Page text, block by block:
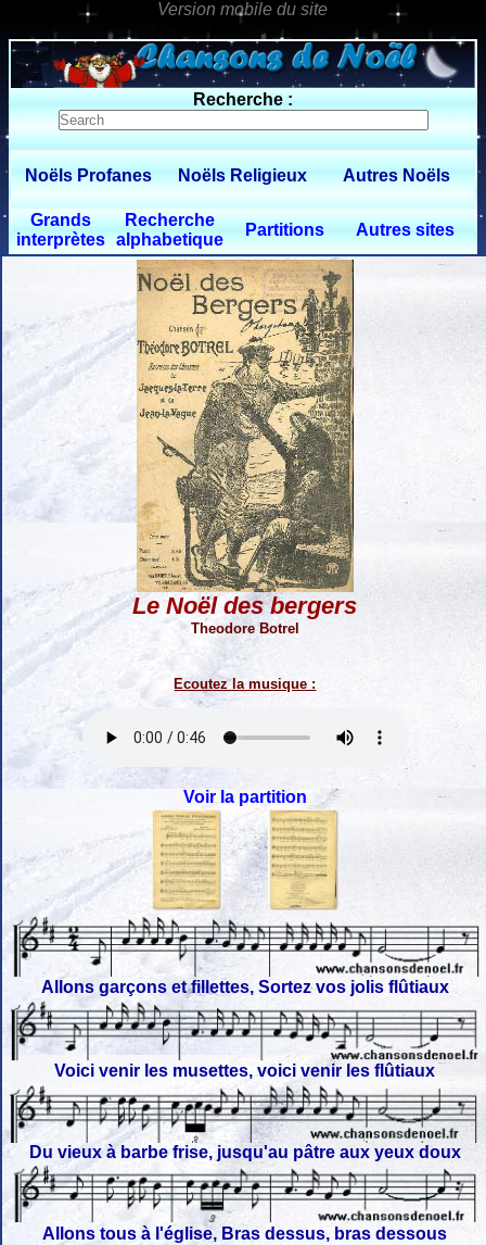
0 $limitbot 1 $limittot 2
Recherche :
Noëls Profanes Noëls Religieux Autres Noëls
Grands
interprètes
Recherche
alphabetique
Partitions Autres sites
Le Noël des bergers
Theodore Botrel
Ecoutez la musique :
Voir la partition
Allons garçons et fillettes, Sortez vos jolis flûtiaux
Voici venir les musettes, voici venir les flûtiaux
Du vieux à barbe frise, jusqu'au pâtre aux yeux doux
Allons tous à l'église, Bras dessus, bras dessous